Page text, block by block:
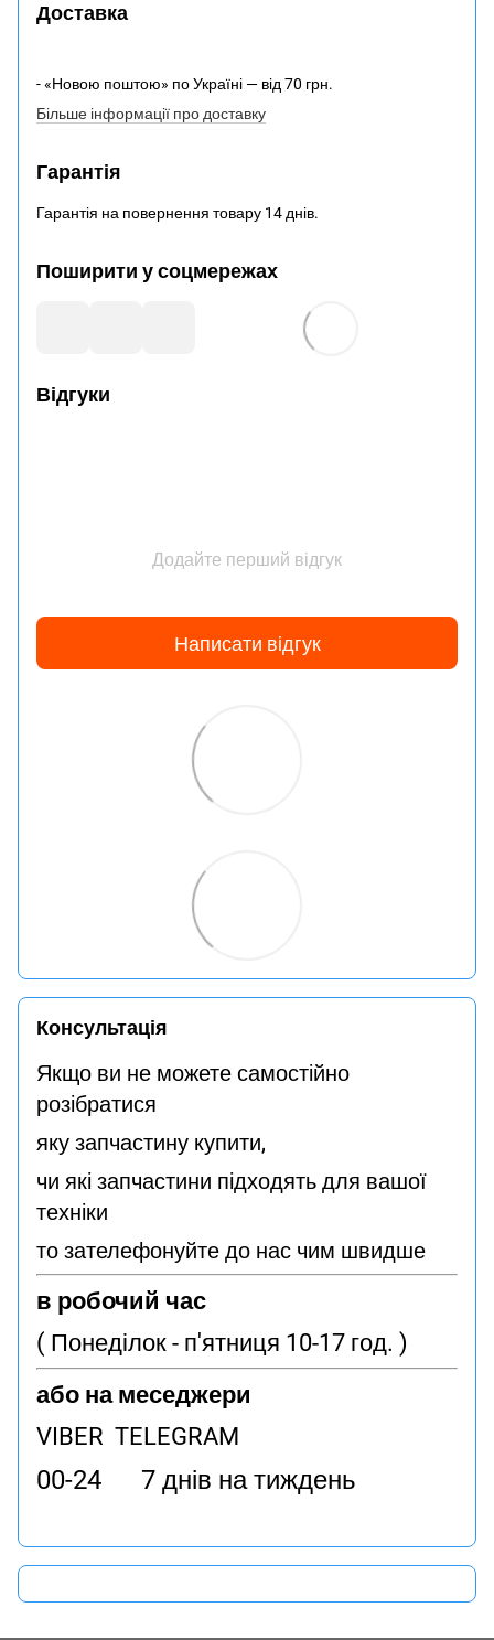
Доставка
- «Новою поштою» по Україні — від 70 грн.
Більше інформації про доставку
Гарантія
Гарантія на повернення товару 14 днів.
Поширити у соцмережах
Відгуки
Додайте перший відгук
Написати відгук
Консультація
Якщо ви не можете самостійно
розібратися
яку запчастину купити,
чи які запчастини підходять для вашої
техніки
то зателефонуйте до нас чим швидше
в робочий час
( Понеділок - п'ятниця 10-17 год. )
або на меседжери
VIBER TELEGRAM
00-24 7 днів на тиждень